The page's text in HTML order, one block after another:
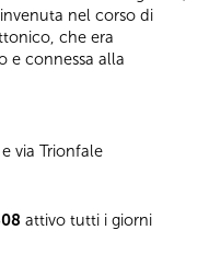
nel corso di
che era
e connessa alla
via Trionfale
attivo tutti i giorni